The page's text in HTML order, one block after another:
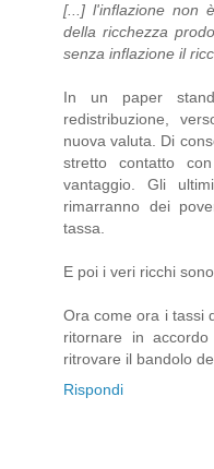
[...] l'inflazione non
della ricchezza
senza inflazione il
In un paper
redistribuzione,
nuova valuta. Di
stretto contatto
vantaggio. Gli
rimarranno dei
tassa.
E poi i veri ricchi
Ora come ora i tassi
ritornare in
ritrovare il bandolo
Rispondi